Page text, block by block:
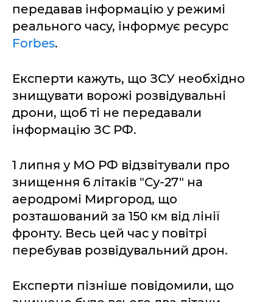
передавав інформацію у режимі
реального часу, інформує ресурс
Forbes.
Експерти кажуть, що ЗСУ необхідно
знищувати ворожі розвідувальні
дрони, щоб ті не передавали
інформацію ЗС РФ.
1 липня у МО РФ відзвітували про
знищення 6 літаків "Су-27" на
аеродромі Миргород, що
розташований за 150 км від лінії
фронту. Весь цей час у повітрі
перебував розвідувальний дрон.
Експерти пізніше повідомили, що